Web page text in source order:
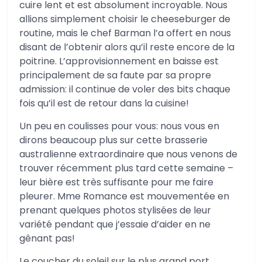
cuire lent et est absolument incroyable. Nous
allions simplement choisir le cheeseburger de
routine, mais le chef Barman l’a offert en nous
disant de l’obtenir alors qu’il reste encore de la
poitrine. L’approvisionnement en baisse est
principalement de sa faute par sa propre
admission: il continue de voler des bits chaque
fois qu’il est de retour dans la cuisine!
Un peu en coulisses pour vous: nous vous en
dirons beaucoup plus sur cette brasserie
australienne extraordinaire que nous venons de
trouver récemment plus tard cette semaine –
leur bière est très suffisante pour me faire
pleurer. Mme Romance est mouvementée en
prenant quelques photos stylisées de leur
variété pendant que j’essaie d’aider en ne
gênant pas!